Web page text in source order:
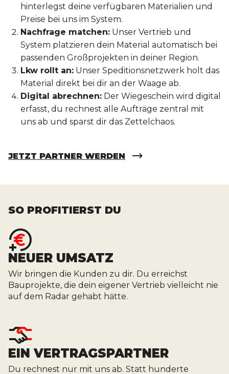
hinterlegst deine verfügbaren Materialien und
Preise bei uns im System.
Nachfrage matchen: Unser Vertrieb und
System platzieren dein Material automatisch bei
passenden Großprojekten in deiner Region.
Lkw rollt an: Unser Speditionsnetzwerk holt das
Material direkt bei dir an der Waage ab.
Digital abrechnen: Der Wiegeschein wird digital
erfasst, du rechnest alle Aufträge zentral mit
uns ab und sparst dir das Zettelchaos.
JETZT PARTNER WERDEN
SO PROFITIERST DU
NEUER UMSATZ
Wir bringen die Kunden zu dir. Du erreichst
Bauprojekte, die dein eigener Vertrieb vielleicht nie
auf dem Radar gehabt hätte.
EIN VERTRAGSPARTNER
Du rechnest nur mit uns ab. Statt hunderte